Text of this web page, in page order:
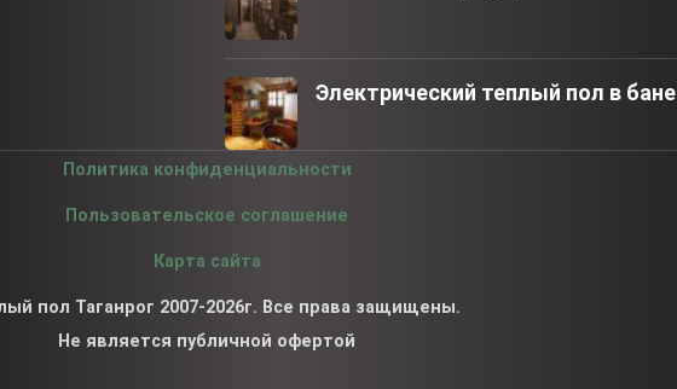
Электрический теплый пол в бане
Политика конфиденциальности
Пользовательское соглашение
Карта сайта
пол Таганрог 2007-2026г. Все права защищены.
Не является публичной офертой